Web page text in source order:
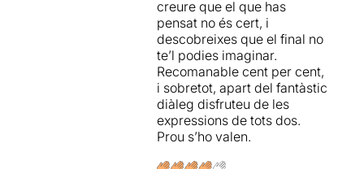
creure que el que has
pensat no és cert, i
descobreixes que el final no
te’l podies imaginar.
Recomanable cent per cent,
i sobretot, apart del fantàstic
diàleg disfruteu de les
expressions de tots dos.
Prou s’ho valen.